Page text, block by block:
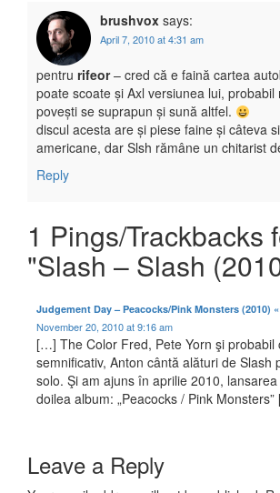
brushvox says:
April 7, 2010 at 4:31 am
pentru rifeor– cred că e faină cartea
poate scoate și Axl versiunea lui, probabil
povești se suprapun și sună altfel.
discul acesta are și piese faine și câteva
americane, dar Slsh rămâne un chitarist
Reply
1 Pings/Trackbacks
"Slash – Slash
Judgement Day – Peacocks/Pink Monsters (2010)
November 20, 2010 at 9:16 am
[…] The Color Fred, Pete Yorn şi probabil
semnificativ, Anton cântă alături de Slash
solo. Şi am ajuns în aprilie 2010,
doilea album: „Peacocks / Pink
Leave a Reply